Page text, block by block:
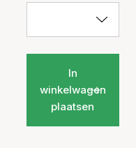
In
winkelwagen
plaatsen